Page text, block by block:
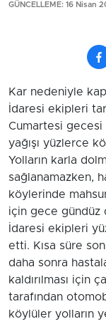
GÜNCELLEME: 16 Nisan
Kar nedeniyle
İdaresi ekipleri
Cumartesi
yağışı yüzlerce
Yolların karla
sağlanamazken,
köylerinde
için gece gündüz
İdaresi ekipleri
etti. Kısa süre
daha sonra
kaldırılması için
tarafından
köylüler yolların